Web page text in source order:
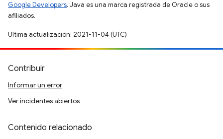
Google Developers. Java es una marca registrada de Oracle o sus
afiliados.
Última actualización: 2021-11-04 (UTC)
Contribuir
Informar un error
Ver incidentes abiertos
Contenido relacionado